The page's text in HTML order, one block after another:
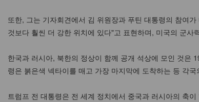
또한, 그는 기자회견에서 김 위원장과 푸틴 대통령의 참여
것보다 훨씬 더 강한 위치에 있다"고 표현하며, 미국의 군사
한국과 러시아, 북한의 정상이 함께 공개 석상에 모인 것은
령은 붉은색 넥타이를 매고 가장 마지막에 도착하는 등 각
트럼프 전 대통령은 전 세계 정치에서 중국과 러시아의 축